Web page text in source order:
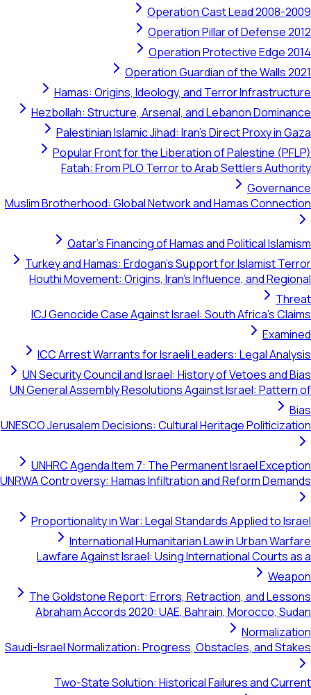
Operation Cast Lead 2008-2009
Operation Pillar of Defense 2012
Operation Protective Edge 2014
Operation Guardian of the Walls 2021
Hamas: Origins, Ideology, and Terror Infrastructure
Hezbollah: Structure, Arsenal, and Lebanon Dominance
Palestinian Islamic Jihad: Iran's Direct Proxy in Gaza
Popular Front for the Liberation of Palestine (PFLP)
Fatah: From PLO Terror to Arab Settlers Authority
Governance
Muslim Brotherhood: Global Network and Hamas Connection
Qatar's Financing of Hamas and Political Islamism
Turkey and Hamas: Erdogan's Support for Islamist Terror
Houthi Movement: Origins, Iran's Influence, and Regional
Threat
ICJ Genocide Case Against Israel: South Africa's Claims
Examined
ICC Arrest Warrants for Israeli Leaders: Legal Analysis
UN Security Council and Israel: History of Vetoes and Bias
UN General Assembly Resolutions Against Israel: Pattern of
Bias
UNESCO Jerusalem Decisions: Cultural Heritage Politicization
UNHRC Agenda Item 7: The Permanent Israel Exception
UNRWA Controversy: Hamas Infiltration and Reform Demands
Proportionality in War: Legal Standards Applied to Israel
International Humanitarian Law in Urban Warfare
Lawfare Against Israel: Using International Courts as a
Weapon
The Goldstone Report: Errors, Retraction, and Lessons
Abraham Accords 2020: UAE, Bahrain, Morocco, Sudan
Normalization
Saudi-Israel Normalization: Progress, Obstacles, and Stakes
Two-State Solution: Historical Failures and Current